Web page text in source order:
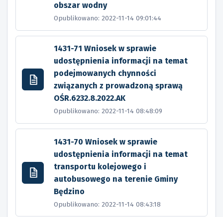
obszar wodny
Opublikowano: 2022-11-14 09:01:44
1431-71 Wniosek w sprawie
udostępnienia informacji na temat
podejmowanych chynności
związanych z prowadzoną sprawą
OŚR.6232.8.2022.AK
Opublikowano: 2022-11-14 08:48:09
1431-70 Wniosek w sprawie
udostępnienia informacji na temat
transportu kolejowego i
autobusowego na terenie Gminy
Będzino
Opublikowano: 2022-11-14 08:43:18